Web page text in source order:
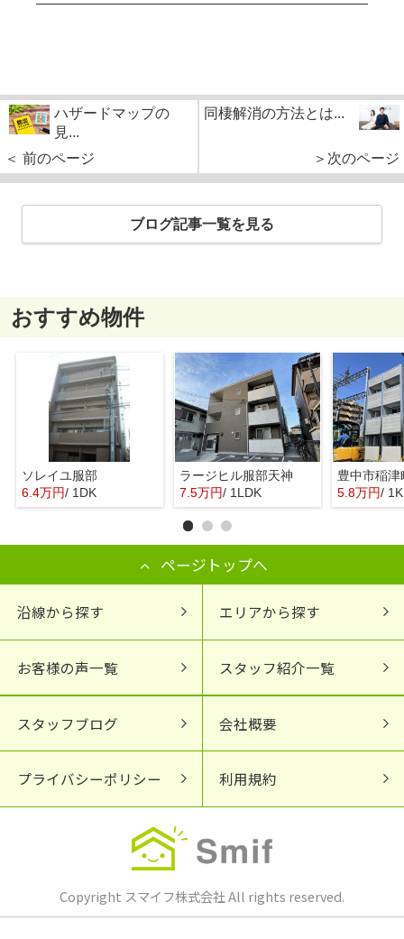
ハザードマップの
見...
＜ 前のページ
同棲解消の方法とは...
＞次のページ
ブログ記事一覧を見る
おすすめ物件
ソレイユ服部
6.4万円/ 1DK
ラージヒル服部天神
7.5万円/ 1LDK 5.8万円/ 1K
ページトップへ
沿線から探す エリアから探す
お客様の声一覧 スタッフ紹介一覧
スタッフブログ 会社概要
プライバシーポリシー 利用規約
Copyright スマイフ株式会社 All rights reserved.